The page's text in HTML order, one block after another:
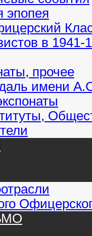
эпопея
в 1941-
прочее
имени